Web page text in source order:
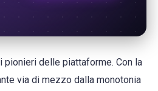
pionieri delle piattaforme. Con la
via di mezzo dalla monotonia